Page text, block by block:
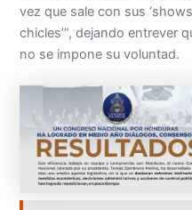
vez que sale con sus
chicles’”, dejando entrever
no se impone su voluntad.